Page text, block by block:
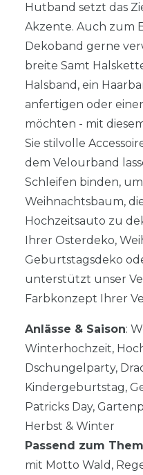
Hutband setzt das
Akzente. Auch zum
Dekoband gerne
breite Samt
Halsband, ein
anfertigen oder
möchten - mit
Sie stilvolle
dem Velourband
Schleifen binden,
Weihnachtsbaum,
Hochzeitsauto zu
Ihrer Osterdeko,
Geburtstagsdeko
unterstützt unser
Farbkonzept Ihrer
Anlässe & Saison:
Winterhochzeit,
Dschungelparty,
Kindergeburtstag,
Patricks Day,
Herbst & Winter
Passend zum
mit Motto Wald,